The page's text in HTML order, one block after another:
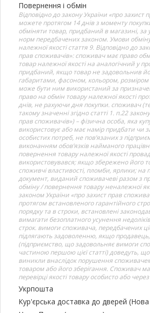
Повернення і обмін
Відповідно до закону України «про захист
можете протягом 14 днів з моменту
обміняти товар, придбаний в магазині, за
норм передбачених законом. Умови
належної якості стаття 9. Відповідно до
прав споживачів»: споживач має право
товар належної якості на аналогічний у
придбаний, якщо товар не задовольнив
габаритами, фасоном, кольором,
може бути ним використаний за
право на обмін товару належної якості
днів, не рахуючи дня покупки. споживач
такому значенні згідно статті 1. п.22
прав споживачів») – фізична особа, яка
використовує або має намір придбати чи
особистих потреб, не пов’язаних з
виконанням обов’язків найманого
повернення товару належної якості
використовувався; якщо збережено його
споживчі властивості, пломби, ярлики; на
документ, виданий споживачеві разом з
обміну / повернення товару неналежної
законом України «про захист прав
протягом встановленого гарантійного
порядку та в строки, встановлені
вимагати безоплатного усунення
строк. вимоги споживача, передбачених
підлягають задоволенню, якщо
(підприємство, що задовольняє вимоги
частиною першою цієї статті) доведуть,
виникли внаслідок порушення
товаром або його зберігання. Споживач
перевірці якості товару особисто або
Укрпошта
Кур'єрська доставка до дверей